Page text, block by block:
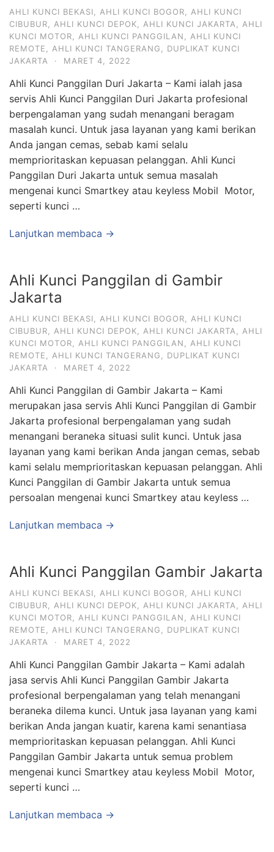
AHLI KUNCI BEKASI AHLI KUNCI BOGOR
AHLI KUNCI
CIBUBUR
AHLI KUNCI DEPOK AHLI KUNCI JAKARTA
AHLI
KUNCI MOTOR
AHLI KUNCI PANGGILAN
AHLI KUNCI
REMOTE
AHLI KUNCI TANGERANG
DUPLIKAT KUNCI
JAKARTA
· MARET 4, 2022
Ahli Kunci Panggilan Duri Jakarta – Kami ialah jasa
servis Ahli Kunci Panggilan Duri Jakarta profesional
berpengalaman yang sudah menangani beragam
masalah kunci. Untuk jasa layanan yang kami berikan
Anda jangan cemas, sebab kami selalu
memprioritaskan kepuasan pelanggan. Ahli Kunci
Panggilan Duri Jakarta untuk semua masalah
mengenai kunci Smartkey atau keyless Mobil Motor,
seperti kunci …
Lanjutkan membaca →
Ahli Kunci Panggilan di Gambir
Jakarta
AHLI KUNCI BEKASI AHLI KUNCI BOGOR
AHLI KUNCI
CIBUBUR
AHLI KUNCI DEPOK AHLI KUNCI JAKARTA
AHLI
KUNCI MOTOR
AHLI KUNCI PANGGILAN
AHLI KUNCI
REMOTE
AHLI KUNCI TANGERANG
DUPLIKAT KUNCI
JAKARTA
· MARET 4, 2022
Ahli Kunci Panggilan di Gambir Jakarta – Kami
merupakan jasa servis Ahli Kunci Panggilan di Gambir
Jakarta profesional berpengalaman yang sudah
menangani beraneka situasi sulit kunci. Untuk jasa
layanan yang kami berikan Anda jangan cemas, sebab
kami selalu memprioritaskan kepuasan pelanggan. Ahli
Kunci Panggilan di Gambir Jakarta untuk semua
persoalan mengenai kunci Smartkey atau keyless …
Lanjutkan membaca →
Ahli Kunci Panggilan Gambir Jakarta
AHLI KUNCI BEKASI AHLI KUNCI BOGOR
AHLI KUNCI
CIBUBUR
AHLI KUNCI DEPOK AHLI KUNCI JAKARTA
AHLI
KUNCI MOTOR
AHLI KUNCI PANGGILAN
AHLI KUNCI
REMOTE
AHLI KUNCI TANGERANG
DUPLIKAT KUNCI
JAKARTA
· MARET 4, 2022
Ahli Kunci Panggilan Gambir Jakarta – Kami adalah
jasa servis Ahli Kunci Panggilan Gambir Jakarta
profesional berpengalaman yang telah menangani
beraneka dilema kunci. Untuk jasa layanan yang kami
berikan Anda jangan kuatir, karena kami senantiasa
memprioritaskan kepuasan pelanggan. Ahli Kunci
Panggilan Gambir Jakarta untuk semua problem
mengenai kunci Smartkey atau keyless Mobil Motor,
seperti kunci …
Lanjutkan membaca →